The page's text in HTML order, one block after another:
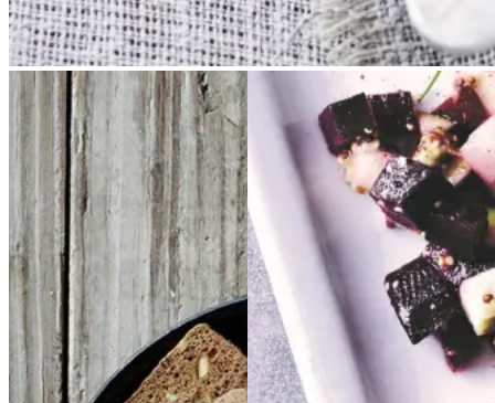
Brunkager
Brunkage
r
Sylte Sylte